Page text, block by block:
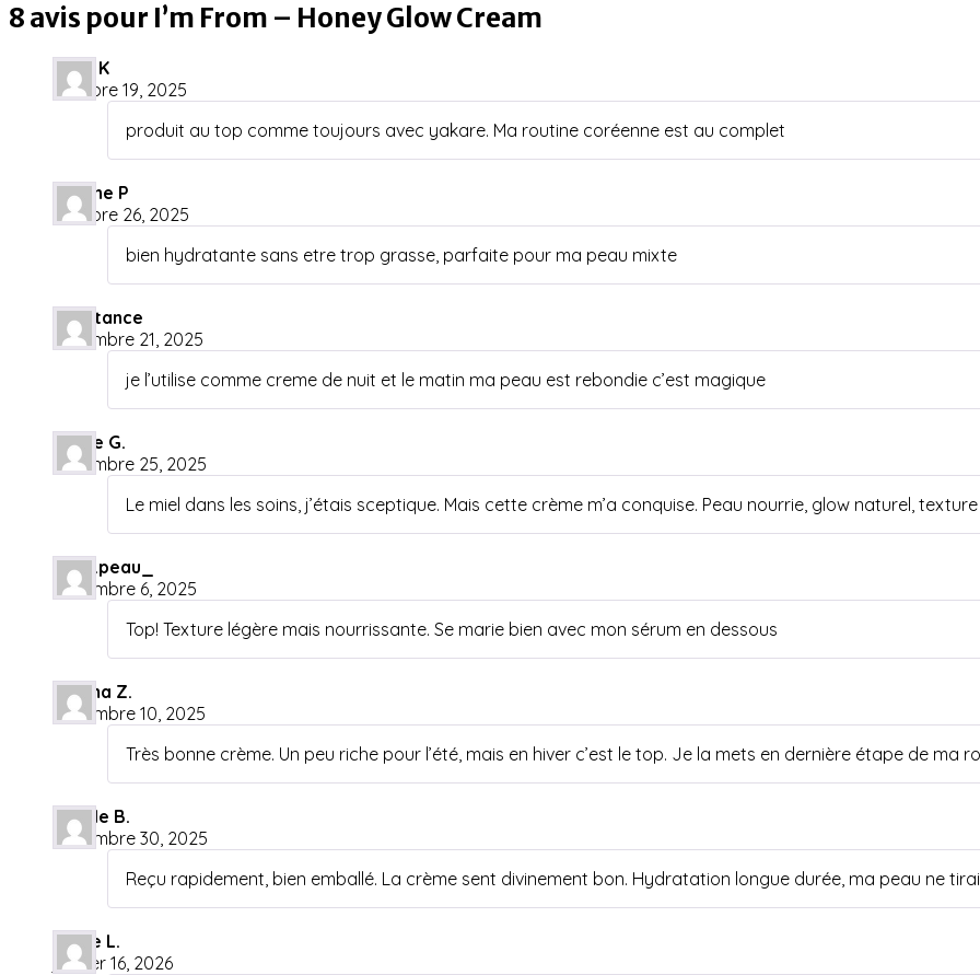
8 avis pour I’m From – Honey Glow Cream
Anna K
octobre 19, 2025
produit au top comme toujours avec yakare. Ma routine coréenne est au complet
Justine P
octobre 26, 2025
bien hydratante sans etre trop grasse, parfaite pour ma peau mixte
Constance
novembre 21, 2025
je l’utilise comme creme de nuit et le matin ma peau est rebondie c’est magique
Axelle G.
novembre 25, 2025
Le miel dans les soins, j’étais sceptique. Mais cette crème m’a conquise. Peau nourrie, glow naturel,
belle.peau_
décembre 6, 2025
Top! Texture légère mais nourrissante. Se marie bien avec mon sérum en dessous
Fatima Z.
décembre 10, 2025
Très bonne crème. Un peu riche pour l’été, mais en hiver c’est le top. Je la mets en dernière étape de ma
Estelle B.
décembre 30, 2025
Reçu rapidement, bien emballé. La crème sent divinement bon. Hydratation longue durée, ma peau ne
Diane L.
janvier 16, 2026